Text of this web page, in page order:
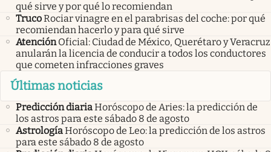
qué sirve y por qué lo recomiendan
TrucoRociar vinagre en el parabrisas del coche: por qué
recomiendan hacerlo y para qué sirve
Atención Oficial: Ciudad de México, Querétaro y Veracruz
anularán la licencia de conducir a todos los conductores
que cometen infracciones graves
Últimas noticias
Predicción diariaHoróscopo de Aries: la predicción de
los astros para este sábado 8 de agosto
AstrologíaHoróscopo de Leo: la predicción de los astros
para este sábado 8 de agosto